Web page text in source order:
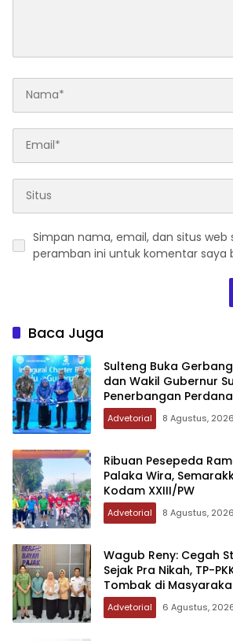
Simpan nama, email, dan situs web
peramban ini untuk komentar saya
Baca Juga
Sulteng Buka
dan Wakil Gubernur
Penerbangan
Palu-Guangzhou
Advetorial 8 Agustus, 2026
Ribuan Pesepeda
Palaka Wira,
Kodam XXIII/PW
Advetorial 8 Agustus, 2026
Wagub Reny: Cegah
Sejak Pra Nikah, TP-
Tombak di
Advetorial 6 Agustus,